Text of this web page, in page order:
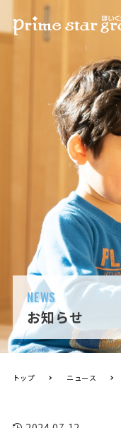
NEWS
お知らせ
トップ ニュース